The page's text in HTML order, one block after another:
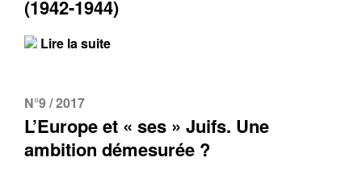
(1942-1944)
Lire la suite
N°9 / 2017
L’Europe et « ses » Juifs. Une
ambition démesurée ?